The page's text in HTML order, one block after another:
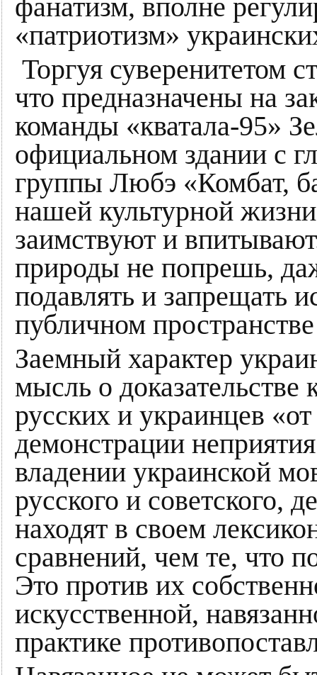
фанатизм, вполне
«патриотизм»
Торгуя суверенитетом
что предназначены на
команды «кватала-95»
официальном здании с
группы Любэ «Комбат,
нашей культурной
заимствуют и
природы не попрешь,
подавлять и запрещать
публичном
Заемный характер
мысль о доказательстве
русских и украинцев
демонстрации
владении украинской
русского и советского,
находят в своем
сравнений, чем те, что
Это против их
искусственной,
практике